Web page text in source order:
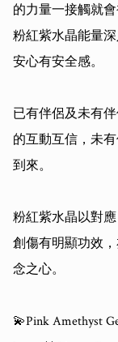
的力量一接觸就會
粉紅紫水晶能量
安心有安全感。
已有伴侶及未有
的互動互信，未
到來。
粉紅紫水晶以對
創傷有明顯功效
念之心。
💫Pink Amethyst